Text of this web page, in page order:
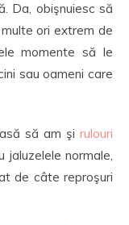
Da, obişnuiesc să
ori extrem de
momente să le
sau oameni care
să am şi rulouri
jaluzelele normale,
de câte reproşuri